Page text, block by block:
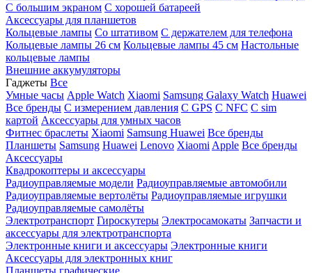
С большим экраном С хорошей батареей
Аксессуары для планшетов
Кольцевые лампы Со штативом C держателем для телефона
Кольцевые лампы 26 см Кольцевые лампы 45 см Настольные
кольцевые лампы
Внешние аккумуляторы
Гаджеты Все
Умные часы Apple Watch Xiaomi Samsung Galaxy Watch Huawei
Все бренды C измерением давления C GPS C NFC C sim
картой Аксессуары для умных часов
Фитнес браслеты Xiaomi Samsung Huawei Все бренды
Планшеты Samsung Huawei Lenovo Xiaomi Apple Все бренды
Аксессуары
Квадрокоптеры и аксессуары
Радиоуправляемые модели Радиоуправляемые автомобили
Радиоуправляемые вертолёты Радиоуправляемые игрушки
Радиоуправляемые самолёты
Электротранспорт Гироскутеры Электросамокаты Запчасти и
аксессуары для электротранспорта
Электронные книги и аксессуары Электронные книги
Аксессуары для электронных книг
Планшеты графические